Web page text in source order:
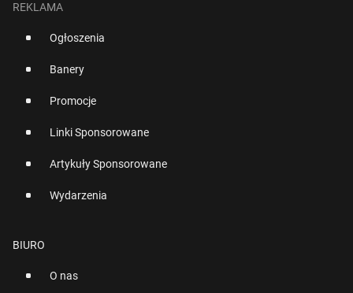
REKLAMA
Ogłoszenia
Banery
Promocje
Linki Sponsorowane
Artykuły Sponsorowane
Wydarzenia
BIURO
O nas